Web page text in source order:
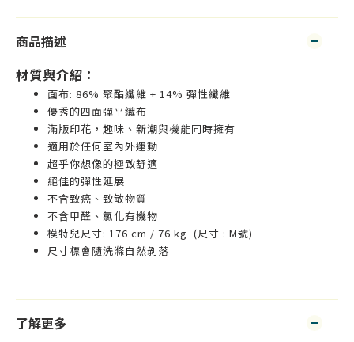
商品描述
材質與介紹：
面布: 86% 聚酯纖維 + 14% 彈性纖維
優秀的四面彈平織布
滿版印花，趣味、新潮與機能同時擁有
適用於任何室內外運動
超乎你想像的極致舒適
絕佳的彈性延展
不含致癌、致敏物質
不含甲醛、氯化有機物
模特兒尺寸: 176 cm / 76 kg (尺寸 : M號)
尺寸標會隨洗滌自然剝落
了解更多